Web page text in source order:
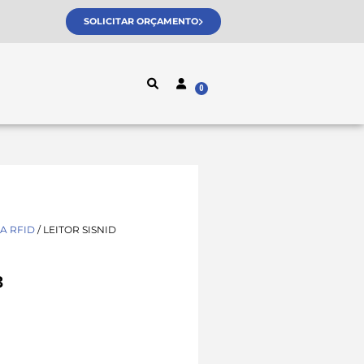
SOLICITAR ORÇAMENTO
RFID/ LEITOR SISNID